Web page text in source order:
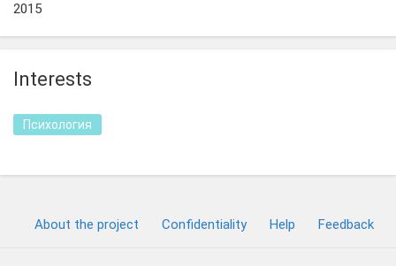
2015
Interests
Психология
About the project Confidentiality Help Feedback